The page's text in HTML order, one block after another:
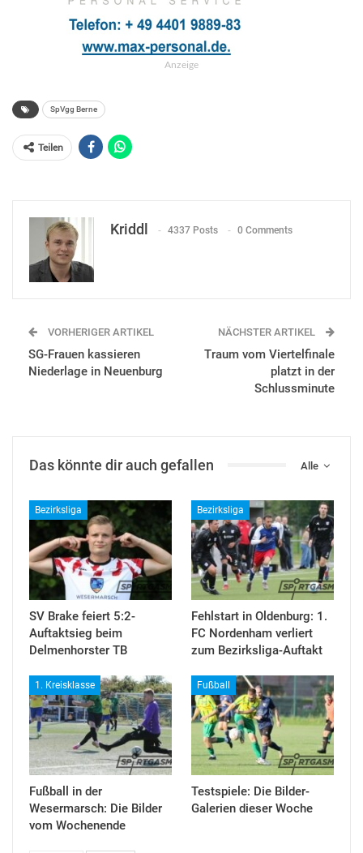
Anzeige
SpVgg Berne
Teilen
Kriddl 4337 Posts 0 Comments
VORHERIGER ARTIKEL
SG-Frauen kassieren
Niederlage in Neuenburg
NÄCHSTER ARTIKEL
Traum vom Viertelfinale
platzt in der
Schlussminute
Alle
Das könnte dir auch gefallen
Bezirksliga
SV Brake feiert 5:2-
Auftaktsieg beim
Delmenhorster TB
Bezirksliga
Fehlstart in Oldenburg: 1.
FC Nordenham verliert
zum Bezirksliga-Auftakt
1. Kreisklasse
Fußball in der
Wesermarsch: Die Bilder
vom Wochenende
Fußball
Testspiele: Die Bilder-
Galerien dieser Woche